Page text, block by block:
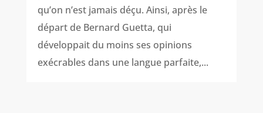
qu’on n’est jamais déçu. Ainsi, après le
départ de Bernard Guetta, qui
développait du moins ses opinions
exécrables dans une langue parfaite,...